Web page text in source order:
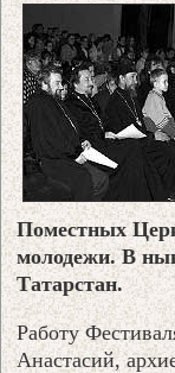
Поместных
молодежи. В
Татарстан.
Работу
Анастасий,